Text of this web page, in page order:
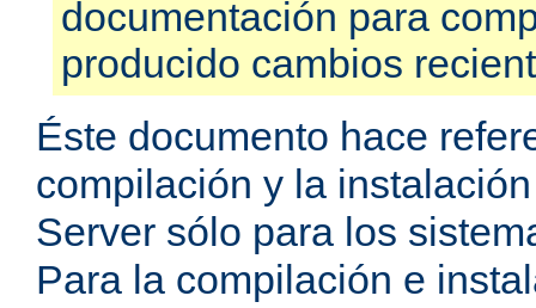
documentación para
producido cambios
Éste documento hace
compilación y la
Server sólo para los
Para la compilación e